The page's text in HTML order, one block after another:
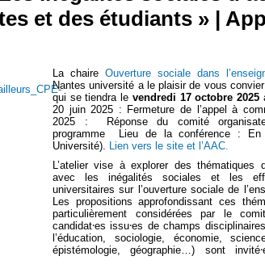
et des étudiants » |
La chaire Ouverture sociale dans
Nantes université a le plaisir de vous
qui se tiendra le vendredi 17 octobre 2025
20 juin 2025 : Fermeture de l’appel à
2025 : Réponse du comité
programme Lieu de la conférence : En
Université). Lien vers le site et l’AAC.
L’atelier vise à explorer des thématiques
avec les inégalités sociales et les
universitaires sur l’ouverture sociale de
Les propositions approfondissant ces
particulièrement considérées par le
candidat⸱es issu⸱es de champs
l’éducation, sociologie, économie,
épistémologie, géographie…) sont